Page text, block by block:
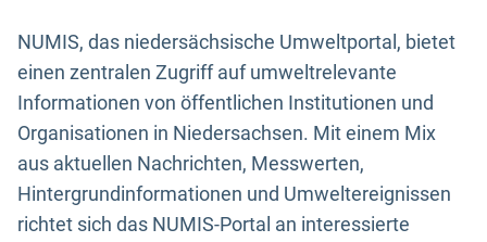
NUMIS, das niedersächsische Umweltportal, bietet
einen zentralen Zugriff auf umweltrelevante
Informationen von öffentlichen Institutionen und
Organisationen in Niedersachsen. Mit einem Mix
aus aktuellen Nachrichten, Messwerten,
Hintergrundinformationen und Umweltereignissen
richtet sich das NUMIS-Portal an interessierte